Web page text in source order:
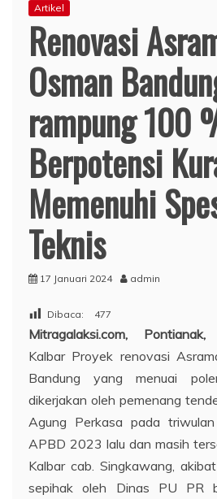
Artikel
Renovasi
Osman
rampung 100
Berpotensi
Memenuhi
Teknis
17 Januari 2024 admin
Dibaca: 477
Mitragalaksi.com,
Kalbar Proyek renovasi
Bandung yang menuai
dikerjakan oleh pemenang
Agung Perkasa pada
APBD 2023 lalu dan masih
Kalbar cab. Singkawang,
sepihak oleh Dinas PU PR